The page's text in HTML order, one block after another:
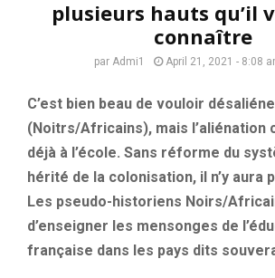
plusieurs hauts qu’il
connaître
par Admi1 April 21, 2021 - 8:08
C’est bien beau de vouloir
(Noitrs/Africains), mais l’aliénation
déjà à l’école. Sans réforme du
hérité de la colonisation, il n’y aura
Les pseudo-historiens Noirs/
d’enseigner les mensonges de
française dans les pays dits